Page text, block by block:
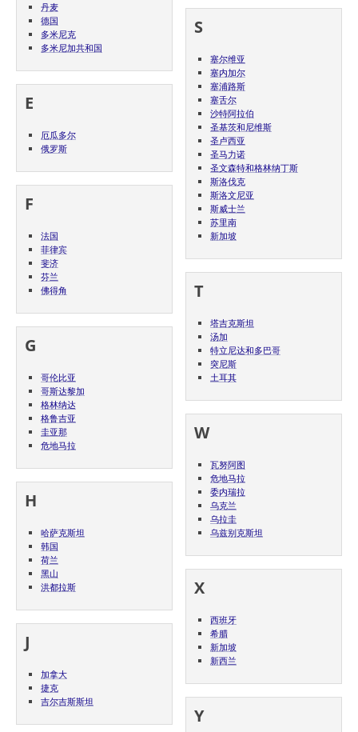
丹麦
德国
多米尼克
多米尼加共和国
E
厄瓜多尔
俄罗斯
F
法国
菲律宾
斐济
芬兰
佛得角
G
哥伦比亚
哥斯达黎加
格林纳达
格鲁吉亚
圭亚那
危地马拉
H
哈萨克斯坦
韩国
荷兰
黑山
洪都拉斯
J
加拿大
捷克
吉尔吉斯斯坦
S
塞尔维亚
塞内加尔
塞浦路斯
塞舌尔
沙特阿拉伯
圣基茨和尼维斯
圣卢西亚
圣马力诺
圣文森特和格林纳丁斯
斯洛伐克
斯洛文尼亚
斯威士兰
苏里南
新加坡
T
塔吉克斯坦
汤加
特立尼达和多巴哥
突尼斯
土耳其
W
瓦努阿图
危地马拉
委内瑞拉
乌克兰
乌拉圭
乌兹别克斯坦
X
西班牙
希腊
新加坡
新西兰
Y